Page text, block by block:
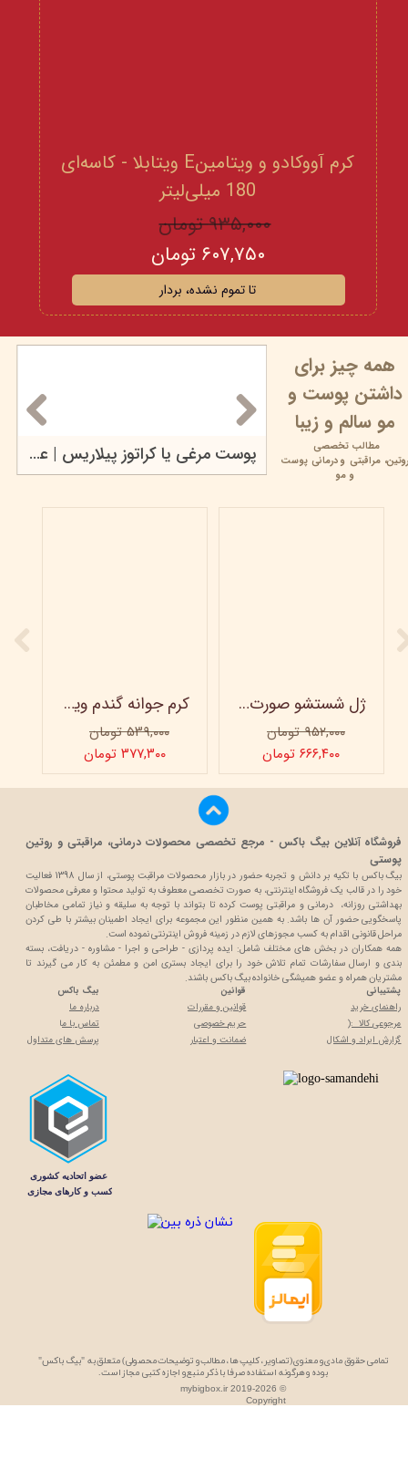
کرم آووکادو و ویتامینE ویتابلا - کاسه‌ای
180 میلی‌لیتر
۹۳۵,۰۰۰ تومان
۶۰۷,۷۵۰ تومان
تا تموم نشده، بردار
پوست مرغی یا کراتوز پیلاریس | علت، علائم، درمان و... محصولات مراقبت پوستی بیومیمتیک
همه چیز برای
داشتن پوست و
مو سالم و زیبا
مطالب تخصصی
روتین،مراقبتی ودرمانی پوست
و مو
کرم جوانه گندم ویتابلا - تیوپی 60 میلی‌ لیتر
۵۳۹,۰۰۰ تومان
۳۷۷,۳۰۰ تومان
ژل شستشو صورت ویتابلا - 300 میلی لیتر
۹۵۲,۰۰۰ تومان
۶۶۶,۴۰۰ تومان
پشتیبانی
راهنمای خرید
مرجوعی کالا :(
گزارش ایراد و اشکال
قوانین
قوانین و مقررات
حریم خصوصی
ضمانت و اعتبار
تمامی حقوق مادی و معنوی (تصاویر، کلیپ ها، مطالب و توضیحات محصولی) متعلق به "بیگ باکس"
بوده و هرگونه استفاده صرفا با ذکر منبع و اجازه کتبی مجاز است.
بیگ باکس
درباره ما
تماس با ما
پرسش های متداول
فروشگاه آنلاین بیگ باکس - مرجع تخصصی محصولات درمانی، مراقبتی و روتین
پوستی
بیگ باکس با تکیه بر دانش و تجربه حضور در بازار محصولات مراقبت پوستی، از سال 1398 فعالیت
خود را در قالب یک فروشگاه اینترنتی، به صورت تخصصی معطوف به تولید محتوا و معرفی محصولات
بهداشتی روزانه، درمانی و مراقبتی پوست کرده تا بتواند با توجه به سلیقه و نیاز تمامی مخاطبان
پاسخگویی حضور آن ها باشد. به همین منظور این مجموعه برای ایجاد اطمینان بیشتر با طی کردن
مراحل قانونی اقدام به کسب مجوزهای لازم در زمینه فروش اینترنتی نموده است.
همه همکاران در بخش های مختلف شامل: ایده پردازی - طراحی و اجرا - مشاوره - دریافت، بسته
بندی و ارسال سفارشات تمام تلاش خود را برای ایجاد بستری امن و مطمئن به کار می گیرند تا
مشتریان همراه و عضو همیشگی خانواده بیگ باکس باشند.
mybigbox.ir 2019-2026 ©
Copyright